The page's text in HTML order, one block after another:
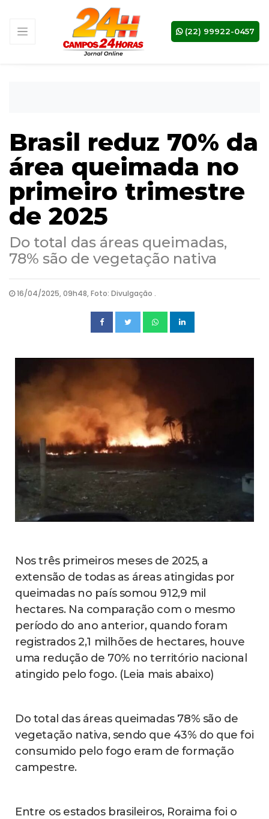
(22) 99922-0457
Brasil reduz 70% da
área queimada no
primeiro trimestre
de 2025
Do total das áreas queimadas,
78% são de vegetação nativa
16/04/2025, 09h48, Foto: Divulgação .
Nos três primeiros meses de 2025, a
extensão de todas as áreas atingidas por
queimadas no país somou 912,9 mil
hectares. Na comparação com o mesmo
período do ano anterior, quando foram
registrados 2,1 milhões de hectares, houve
uma redução de 70% no território nacional
atingido pelo fogo. (Leia mais abaixo)
Do total das áreas queimadas 78% são de
vegetação nativa, sendo que 43% do que foi
consumido pelo fogo eram de formação
campestre.
Entre os estados brasileiros, Roraima foi o